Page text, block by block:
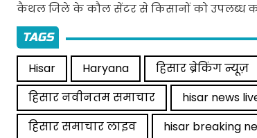
कैथल जिले के कौल सेंटर से किसानों को उपलब्ध
TAGS
Hisar Haryana हिसार ब्रेकिंग न्यूज़
हिसार नवीनतम समाचार
hisar news
हिसार समाचार लाइव
hisar breaking